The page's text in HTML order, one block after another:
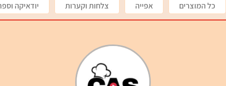
כל המוצרים אפייה צלחות וקערות יודאיקה